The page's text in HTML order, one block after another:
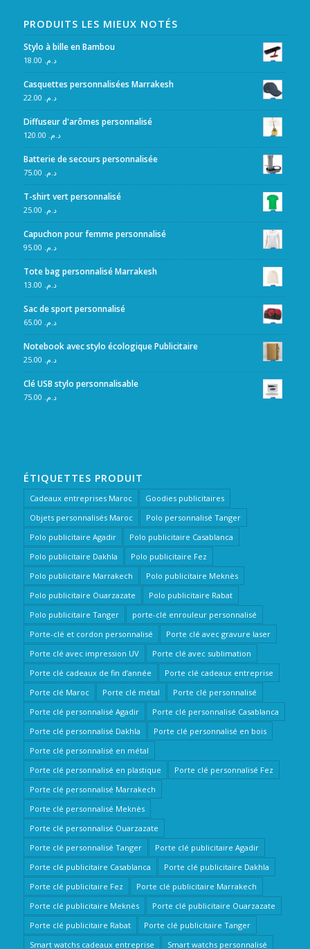
PRODUITS LES MIEUX NOTÉS
Stylo à bille en Bambou
د.م.
Casquettes personnalisées Marrakesh
د.م.
Diffuseur d'arômes personnalisé
د.م.
Batterie de secours personnalisée
د.م.
T-shirt vert personnalisé
د.م.
Capuchon pour femme personnalisé
د.م.
Tote bag personnalisé Marrakesh
د.م.
Sac de sport personnalisé
د.م.
Notebook avec stylo écologique Publicitaire
د.م.
Clé USB stylo personnalisable
د.م.
ÉTIQUETTES PRODUIT
Cadeaux entreprises Maroc
Goodies publicitaires
Objets personnalisés Maroc
Polo personnalisé Tanger
Polo publicitaire Agadir
Polo publicitaire Casablanca
Polo publicitaire Dakhla
Polo publicitaire Fez
Polo publicitaire Marrakech
Polo publicitaire Meknès
Polo publicitaire Ouarzazate
Polo publicitaire Rabat
Polo publicitaire Tanger
porte-clé enrouleur personnalisé
Porte-clé et cordon personnalisé
Porte clé avec gravure laser
Porte clé avec impression UV
Porte clé avec sublimation
Porte clé cadeaux de fin d’année
Porte clé cadeaux entreprise
Porte clé Maroc
Porte clé métal
Porte clé personnalisé
Porte clé personnalisé Agadir
Porte clé personnalisé Casablanca
Porte clé personnalisé Dakhla
Porte clé personnalisé en bois
Porte clé personnalisé en métal
Porte clé personnalisé en plastique
Porte clé personnalisé Fez
Porte clé personnalisé Marrakech
Porte clé personnalisé Meknès
Porte clé personnalisé Ouarzazate
Porte clé personnalisé Tanger
Porte clé publicitaire Agadir
Porte clé publicitaire Casablanca
Porte clé publicitaire Dakhla
Porte clé publicitaire Fez
Porte clé publicitaire Marrakech
Porte clé publicitaire Meknès
Porte clé publicitaire Ouarzazate
Porte clé publicitaire Rabat
Porte clé publicitaire Tanger
Smart watchs cadeaux entreprise
Smart watchs personnalisé